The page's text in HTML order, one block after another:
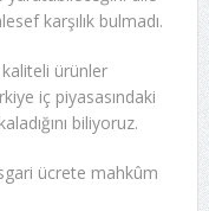
karşılık bulmadı.
kaliteli ürünler
iç piyasasındaki
biliyoruz.
ücrete mahkûm